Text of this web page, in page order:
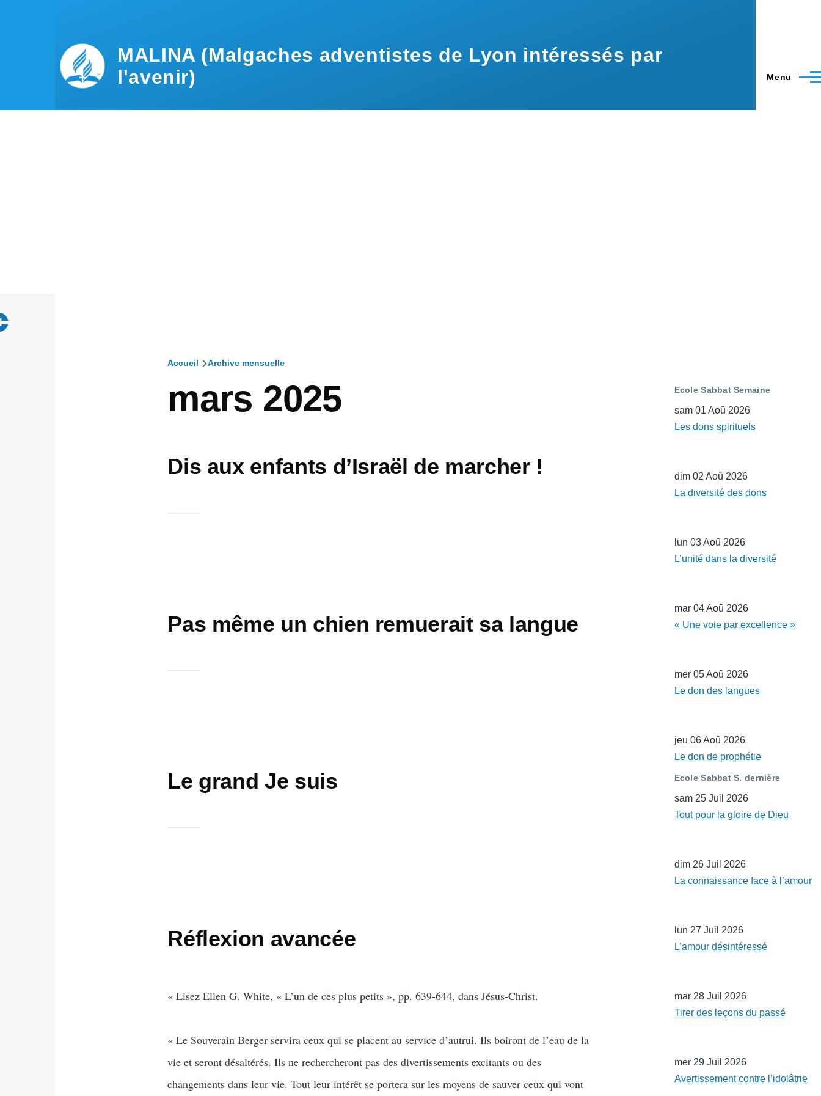
MALINA (Malgaches adventistes de Lyon intéressés par
l'avenir)
Menu
d'Ariane
Accueil Archive mensuelle
mars 2025
Dis aux enfants d’Israël de marcher !
Pas même un chien remuerait sa langue
Le grand Je suis
Réflexion avancée
« Lisez Ellen G. White, « L’un de ces plus petits », pp. 639-644, dans Jésus-Christ.
« Le Souverain Berger servira ceux qui se placent au service d’autrui. Ils boiront de l’eau de la
vie et seront désaltérés. Ils ne rechercheront pas des divertissements excitants ou des
changements dans leur vie. Tout leur intérêt se portera sur les moyens de sauver ceux qui vont
Ecole Sabbat Semaine
sam 01 Aoû 2026
Les dons spirituels
dim 02 Aoû 2026
La diversité des dons
lun 03 Aoû 2026
L’unité dans la diversité
mar 04 Aoû 2026
« Une voie par excellence »
mer 05 Aoû 2026
Le don des langues
jeu 06 Aoû 2026
Le don de prophétie
Ecole Sabbat S. dernière
sam 25 Juil 2026
Tout pour la gloire de Dieu
dim 26 Juil 2026
La connaissance face à l’amour
lun 27 Juil 2026
L’amour désintéressé
mar 28 Juil 2026
Tirer des leçons du passé
mer 29 Juil 2026
Avertissement contre l’idolâtrie